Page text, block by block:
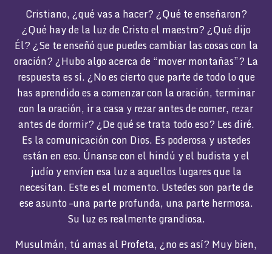
Cristiano, ¿qué vas a hacer? ¿Qué te enseñaron?
¿Qué hay de la luz de Cristo el maestro? ¿Qué dijo
Él? ¿Se te enseñó que puedes cambiar las cosas con la
oración? ¿Hubo algo acerca de “mover montañas”? La
respuesta es sí. ¿No es cierto que parte de todo lo que
has aprendido es a comenzar con la oración, terminar
con la oración, ir a casa y rezar antes de comer, rezar
antes de dormir? ¿De qué se trata todo eso? Les diré.
Es la comunicación con Dios. Es poderosa y ustedes
están en eso. Únanse con el hindú y el budista y el
judío y envíen esa luz a aquellos lugares que la
necesitan. Este es el momento. Ustedes son parte de
ese asunto –una parte profunda, una parte hermosa.
Su luz es realmente grandiosa.
Musulmán, tú amas al Profeta, ¿no es así? Muy bien,